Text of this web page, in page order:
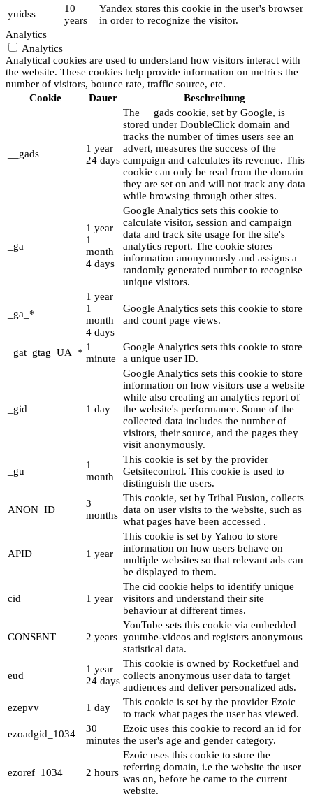
yuidss
10
years
Yandex stores this cookie in the user's browser
in order to recognize the visitor.
Analytics
Analytics
Analytical cookies are used to understand how visitors interact with
the website. These cookies help provide information on metrics the
number of visitors, bounce rate, traffic source, etc.
Cookie
Dauer Beschreibung
__gads
1 year
24 days
The __gads cookie, set by Google, is
stored under DoubleClick domain and
tracks the number of times users see an
advert, measures the success of the
campaign and calculates its revenue. This
cookie can only be read from the domain
they are set on and will not track any data
while browsing through other sites.
_ga
1 year
1
month
4 days
Google Analytics sets this cookie to
calculate visitor, session and campaign
data and track site usage for the site's
analytics report. The cookie stores
information anonymously and assigns a
randomly generated number to recognise
unique visitors.
_ga_*
1 year
1
month
4 days
Google Analytics sets this cookie to store
and count page views.
_gat_gtag_UA_* 1
minute
Google Analytics sets this cookie to store
a unique user ID.
_gid 1 day
Google Analytics sets this cookie to store
information on how visitors use a website
while also creating an analytics report of
the website's performance. Some of the
collected data includes the number of
visitors, their source, and the pages they
visit anonymously.
_gu
1
month
This cookie is set by the provider
Getsitecontrol. This cookie is used to
distinguish the users.
ANON_ID
3
months
This cookie, set by Tribal Fusion, collects
data on user visits to the website, such as
what pages have been accessed .
APID 1 year
This cookie is set by Yahoo to store
information on how users behave on
multiple websites so that relevant ads can
be displayed to them.
cid 1 year
The cid cookie helps to identify unique
visitors and understand their site
behaviour at different times.
CONSENT 2 years
YouTube sets this cookie via embedded
youtube-videos and registers anonymous
statistical data.
eud
1 year
24 days
This cookie is owned by Rocketfuel and
collects anonymous user data to target
audiences and deliver personalized ads.
ezepvv
1 day
This cookie is set by the provider Ezoic
to track what pages the user has viewed.
ezoadgid_1034
30
minutes
Ezoic uses this cookie to record an id for
the user's age and gender category.
ezoref_1034 2 hours
Ezoic uses this cookie to store the
referring domain, i.e the website the user
was on, before he came to the current
website.